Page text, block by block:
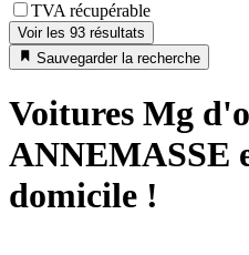
TVA récupérable
Voir les 93 résultats
Sauvegarder la recherche
Voitures Mg
ANNEMASSE
domicile !